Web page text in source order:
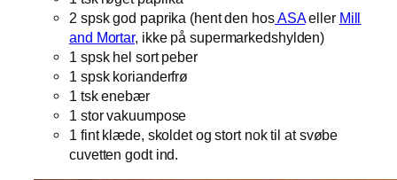
2 spsk god paprika (hent den hosASAeller Mill
and Mortar, ikke på supermarkedshylden)
1 spsk hel sort peber
1 spsk korianderfrø
1 tsk enebær
1 stor vakuumpose
1 fint klæde, skoldet og stort nok til at svøbe
cuvetten godt ind.